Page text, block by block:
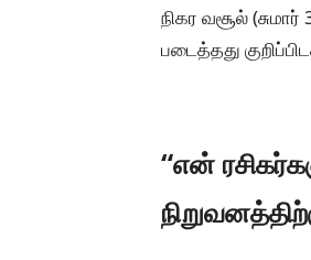
நிகர வசூல்
படைத்தது
“என்